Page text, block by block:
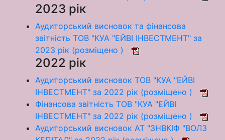
2023 рік
Аудиторський висновок та фінансова
звітність ТОВ "КУА "ЕЙВІ ІНВЕСТМЕНТ" за
2023 рік (розміщено )
2022 рік
Аудиторський висновок ТОВ "КУА "ЕЙВІ
ІНВЕСТМЕНТ" за 2022 рік (розміщено )
Фінансова звітність ТОВ "КУА "ЕЙВІ
ІНВЕСТМЕНТ" за 2022 рік (розміщено )
Аудиторський висновок АТ "ЗНВКІФ "ВОЛЗ